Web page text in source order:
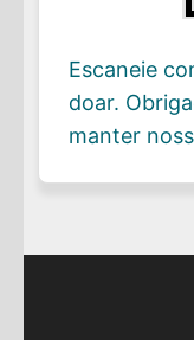
Escaneie
doar.
manter